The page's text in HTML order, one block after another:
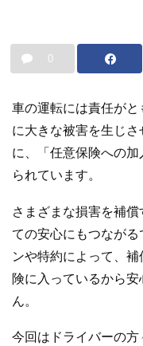
0
車の運転には責任が
に大きな被害を生じ
に、「任意保険への
られています。
さまざまな損害を補
ての安心にもつなが
ンや特約によって、
険に入っているから
ん。
今回はドライバーの